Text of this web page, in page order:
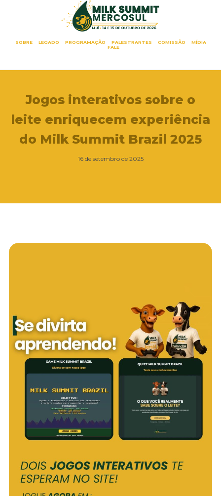
SOBRE LEGADO PROGRAMAÇÃO PALESTRANTES COMISSÃO
MÍDIA
FALE
Jogos interativos sobre o
leite enriquecem experiência
do Milk Summit Brazil 2025
16 de setembro de 2025